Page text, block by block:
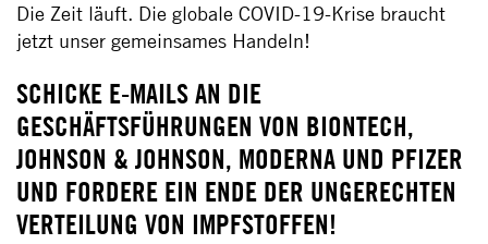
Die Zeit läuft. Die globale COVID-19-Krise braucht
jetzt unser gemeinsames Handeln!
SCHICKE E-MAILS AN DIE
GESCHÄFTSFÜHRUNGEN VON BIONTECH,
JOHNSON & JOHNSON, MODERNA UND PFIZER
UND FORDERE EIN ENDE DER UNGERECHTEN
VERTEILUNG VON IMPFSTOFFEN!